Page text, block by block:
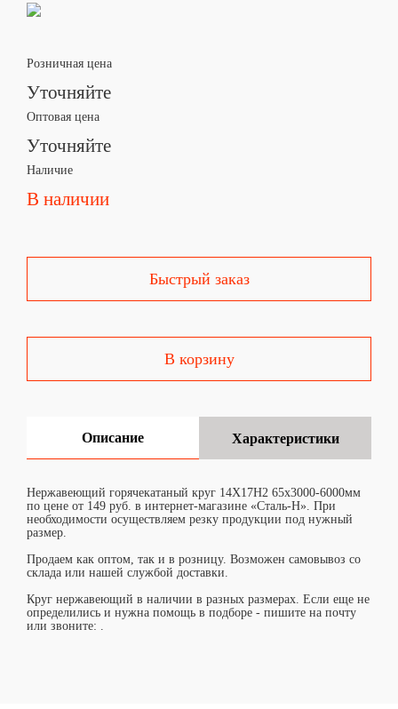
Розничная цена
Уточняйте
Оптовая цена
Уточняйте
Наличие
В наличии
Быстрый заказ
В корзину
Описание Характеристики
Нержавеющий горячекатаный круг 14Х17Н2 65х3000-6000мм
по цене от 149 руб. в интернет-магазине «Сталь-Н». При
необходимости осуществляем резку продукции под нужный
размер.
Продаем как оптом, так и в розницу. Возможен самовывоз со
склада или нашей службой доставки.
Круг нержавеющий в наличии в разных размерах. Если еще не
определились и нужна помощь в подборе - пишите на почту
или звоните: